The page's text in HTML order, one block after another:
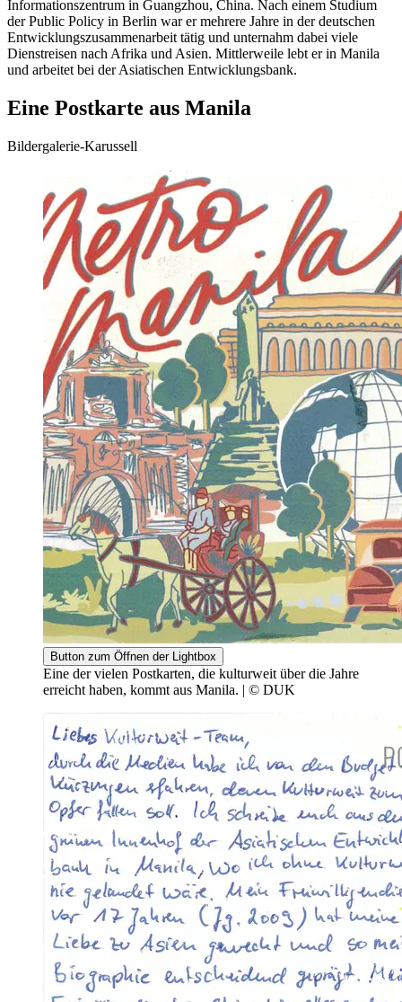
Informationszentrum in Guangzhou, China. Nach einem Studium
der Public Policy in Berlin war er mehrere Jahre in der deutschen
Entwicklungszusammenarbeit tätig und unternahm dabei viele
Dienstreisen nach Afrika und Asien. Mittlerweile lebt er in Manila
und arbeitet bei der Asiatischen Entwicklungsbank.
Eine Postkarte aus Manila
Bildergalerie-Karussell
Button zum Öffnen der Lightbox
Eine der vielen Postkarten, die kulturweit über die Jahre
erreicht haben, kommt aus Manila. | © DUK